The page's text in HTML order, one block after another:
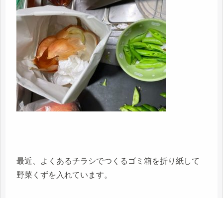
最近、よくあるチラシでつくるゴミ箱を折り紙して
野菜くずを入れています。